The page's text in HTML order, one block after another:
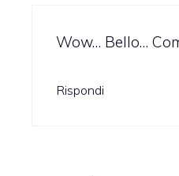
Wow… Bello…
Rispondi